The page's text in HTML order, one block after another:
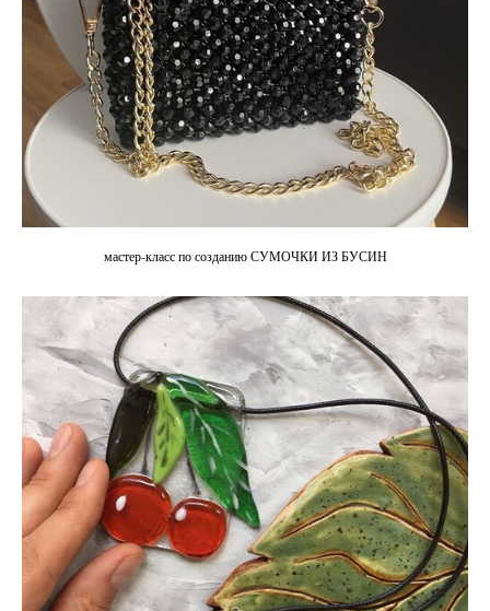
мастер-класс по созданию СУМОЧКИ ИЗ БУСИН